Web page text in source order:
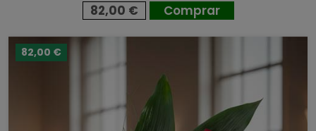
82,00 € Comprar
82,00 €